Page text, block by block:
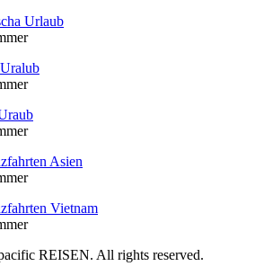
REISEN. All rights reserved.